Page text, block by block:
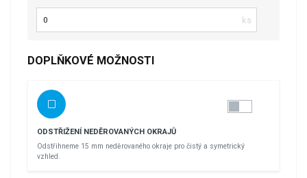
Počet kusů
DOPLŇKOVÉ MOŽNOSTI
ODSTŘIŽENÍ NEDĚROVANÝCH OKRAJŮ
Odstřihneme 15 mm neděrovaného okraje pro čistý a symetrický
vzhled.